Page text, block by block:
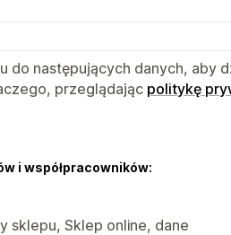
do następujących danych, aby
przeglądając politykę
i współpracowników:
sklepu, Sklep online, dane